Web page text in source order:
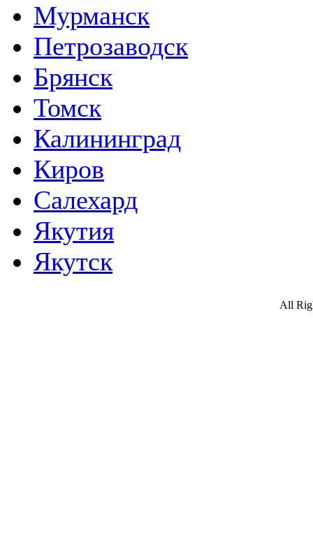
Мурманск
Петрозаводск
Брянск
Томск
Калининград
Киров
Салехард
Якутия
Якутск
All